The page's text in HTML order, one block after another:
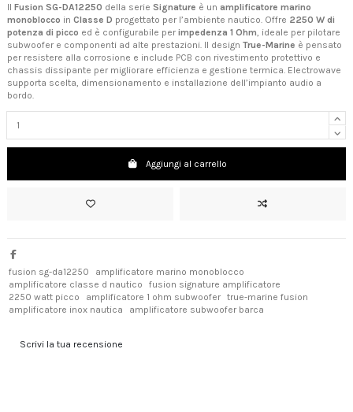
Il Fusion SG-DA12250 della serie Signature è un amplificatore marino
monoblocco in Classe D progettato per l’ambiente nautico. Offre 2250 W di
potenza di picco ed è configurabile per impedenza 1 Ohm, ideale per pilotare
subwoofer e componenti ad alte prestazioni. Il design True-Marine è pensato
per resistere alla corrosione e include PCB con rivestimento protettivo e
chassis dissipante per migliorare efficienza e gestione termica. Electrowave
supporta scelta, dimensionamento e installazione dell’impianto audio a
bordo.
Aggiungi al carrello
fusion sg-da12250
amplificatore marino monoblocco
amplificatore classe d nautico
fusion signature amplificatore
2250 watt picco
amplificatore 1 ohm subwoofer true-marine fusion
amplificatore inox nautica
amplificatore subwoofer barca
Scrivi la tua recensione